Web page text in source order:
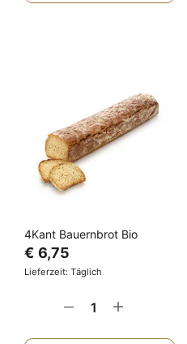
4Kant Bauernbrot Bio
€ 6,75
Lieferzeit: Täglich